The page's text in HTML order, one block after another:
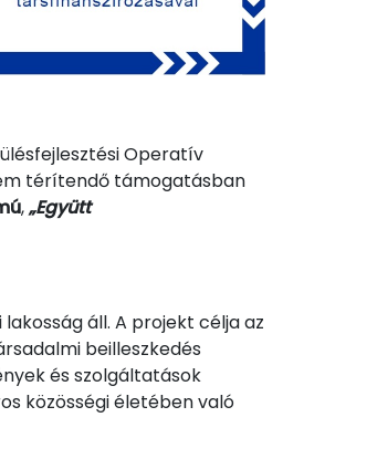
Operatív
térítendő támogatásban
,„Együtt
áll. A projekt célja az
beilleszkedés
és szolgáltatások
közösségi életében való